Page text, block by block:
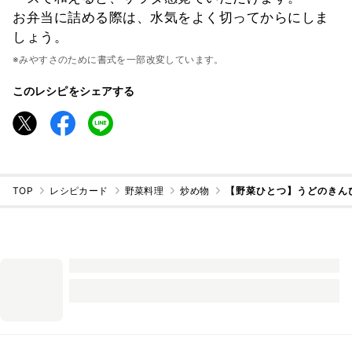
お弁当に詰める際は、水気をよく切ってからにしま
しょう。
※みやすさのために書式を一部改変しています。
このレシピをシェアする
TOP レシピカード 野菜料理 炒め物 【野菜ひとつ】うどのきん